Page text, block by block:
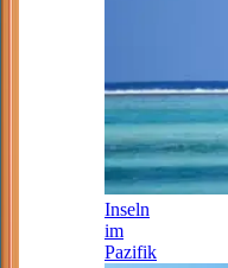
Inseln
im
Pazifik